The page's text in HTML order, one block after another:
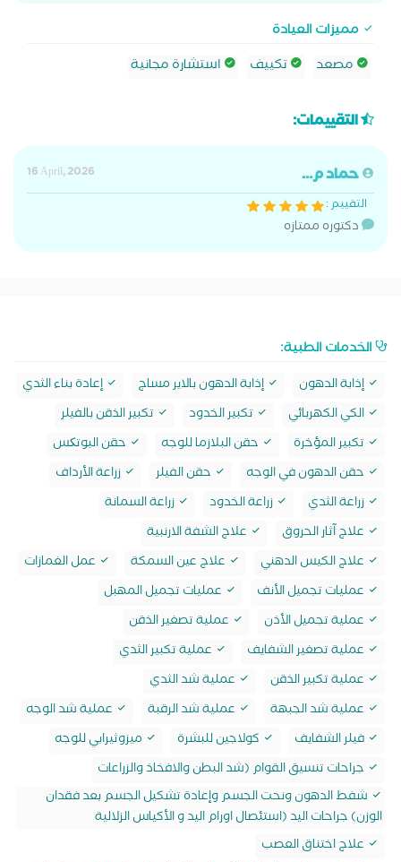
مميزات العيادة
مصعد
تكييف استشارة مجانية
التقييمات:
حماد م...
16 April, 2026
التقييم :
دكتوره ممتازه
الخدمات الطبية:
إذابة الدهون إذابة الدهون بالاير مساج
إعادة بناء الثدي
الكي الكهربائي
تكبير الخدود
تكبير الذقن بالفيلر
تكبير المؤخرة
حقن البلازما للوجه
حقن البوتکس
حقن الدهون في الوجه
حقن الفيلر
زراعة الأرداف
زراعة الثدي
زراعة الخدود
زراعة السمانة
علاج آثار الحروق
علاج الشفة الارنبية
علاج الكيس الدهني
علاج عين السمكة
عمل الغمازات
عمليات تجميل الأنف
عمليات تجميل المهبل
عملية تجميل الأذن
عملية تصغير الذقن
عملية تصغير الشفايف
عملية تكبير الثدي
عملية تكبير الذقن
عملية شد الثدي
عملية شد الجبهة
عملية شد الرقبة
عملية شد الوجه
فيلر الشفايف
كولاجين للبشرة
ميزوثيرابي للوجه
جراحات تنسيق القوام (شد البطن والافخاذ والزراعات
شفط الدهون ونحت الجسم وإعادة تشكيل الجسم بعد فقدان
الوزن) جراحات اليد (استئصال اورام اليد و الأكياس الزلالية
علاج اختناق العصب